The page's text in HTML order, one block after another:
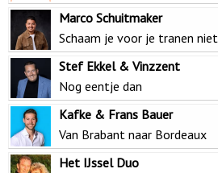
Marco Schuitmaker
Schaam je voor je tranen niet
Stef Ekkel & Vinzzent
Nog eentje dan
Kafke & Frans Bauer
Van Brabant naar Bordeaux
Het IJssel Duo